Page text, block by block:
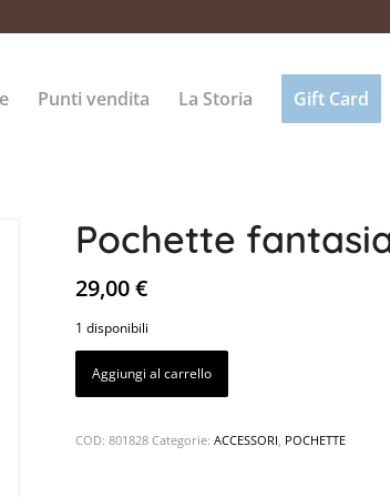
Punti vendita La Storia Gift Card
Pochette
29,00€
1 disponibili
Aggiungi al carrello
COD:801828 Categorie:ACCESSORI, POCHETTE